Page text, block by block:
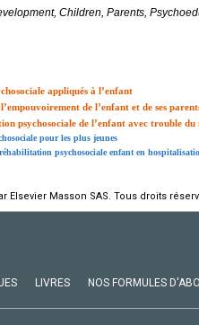
Children, Parents,
appliqués à l’enfant
de l’enfant et de ses
psychosociale de l’enfant avec trouble du
pour les plus jeunes
psychosociale enfant en
Elsevier Masson SAS. Tous droits
LIVRES NOS FORMULES